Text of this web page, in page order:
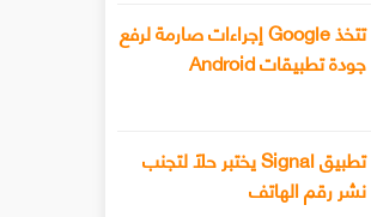
تتخذ Google إجراءات صارمة لرفع
جودة تطبيقات Android
تطبيق Signal يختبر حلًا لتجنب
نشر رقم الهاتف